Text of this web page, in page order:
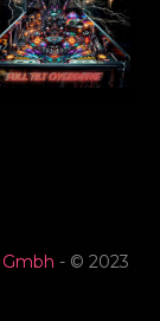
- © 2023